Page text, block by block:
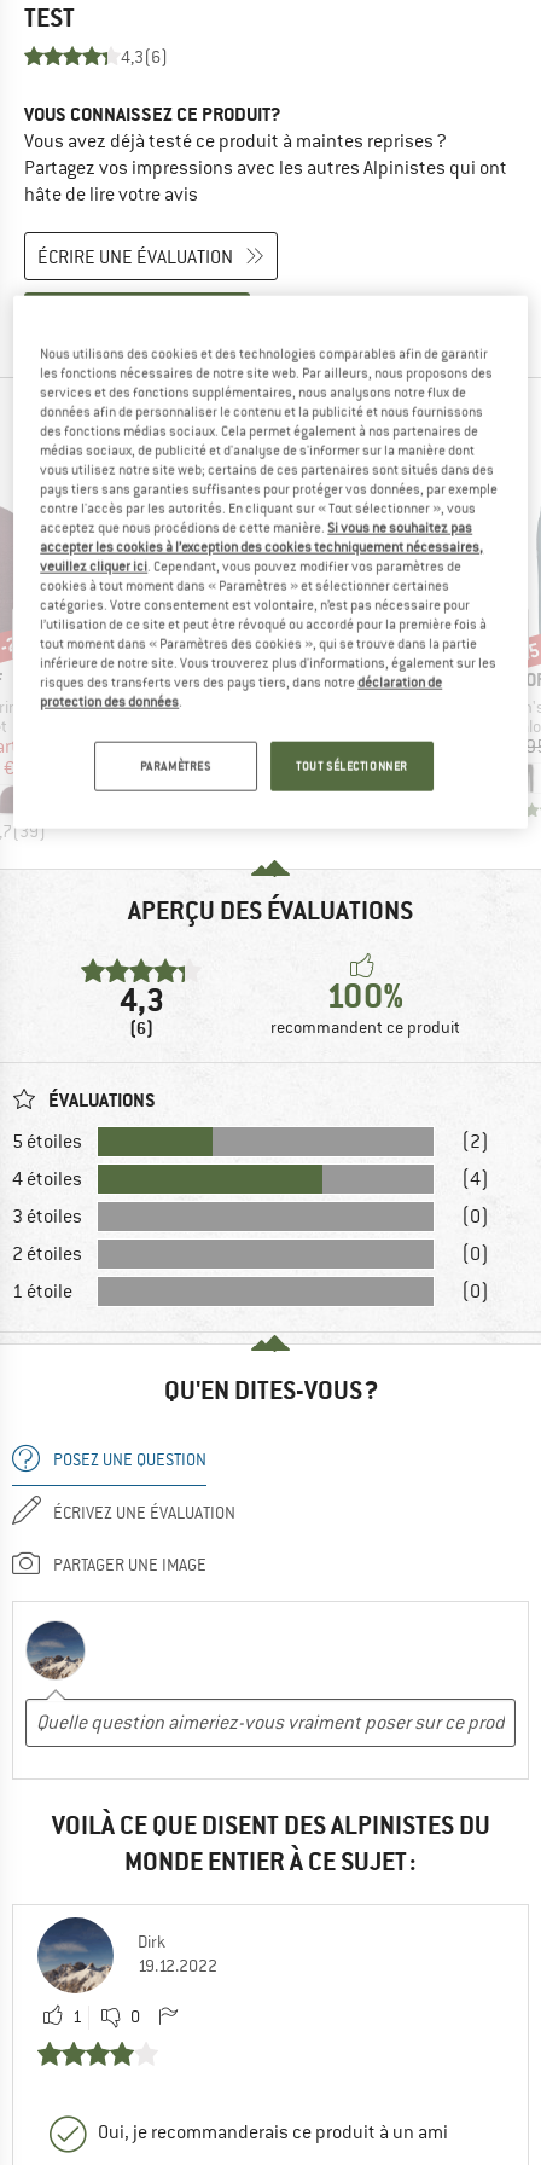
TEST
4,3(6)
VOUS CONNAISSEZ CE PRODUIT?
Vous avez déjà testé ce produit à maintes reprises ?
Partagez vos impressions avec les autres Alpinistes qui ont
hâte de lire votre avis
ÉCRIRE UNE ÉVALUATION
LES ALPINISTES AYANT VU CET ARTICLE ONT
ÉGALEMENT REGARDÉ
Hat
group
réduit
de
(39 )
%
MARQUE
E9
Article
Women's Maira
Prix
74,95 €Prix réduit
48,72 €
Remise
-35 %
MARQUE
HANWAG
Prix
339,95 €Prix réduit
254,96 €
Remise
-25 % -
APERÇU DES ÉVALUATIONS
4,3
(6)
100%
recommandent ce produit
ÉVALUATIONS
5 étoiles
(2)
4 étoiles
(4)
3 étoiles
(0)
2 étoiles
(0)
1 étoile
(0)
QU'EN DITES-VOUS ?
POSEZ UNE QUESTION
ÉCRIVEZ UNE ÉVALUATION
PARTAGER UNE IMAGE
VOILÀ CE QUE DISENT DES ALPINISTES DU
MONDE ENTIER À CE SUJET :
Dirk
19.12.2022
1 0
Oui, je recommanderais ce produit à un ami
Nous utilisons des cookies et des technologies comparables afin de garantir
les fonctions nécessaires de notre site web. Par ailleurs, nous proposons des
services et des fonctions supplémentaires, nous analysons notre flux de
données afin de personnaliser le contenu et la publicité et nous fournissons
des fonctions médias sociaux. Cela permet également à nos partenaires de
médias sociaux, de publicité et d'analyse de s'informer sur la manière dont
vous utilisez notre site web; certains de ces partenaires sont situés dans des
pays tiers sans garanties suffisantes pour protéger vos données, par exemple
contre l'accès par les autorités. En cliquant sur « Tout sélectionner », vous
acceptez que nous procédions de cette manière.Si vous ne souhaitez pas
accepter les cookies à l’exception des cookies techniquement nécessaires,
veuillez cliquer ici. Cependant, vous pouvez modifier vos paramètres de
cookies à tout moment dans « Paramètres » et sélectionner certaines
catégories. Votre consentement est volontaire, n’est pas nécessaire pour
l’utilisation de ce site et peut être révoqué ou accordé pour la première fois à
tout moment dans « Paramètres des cookies », qui se trouve dans la partie
inférieure de notre site. Vous trouverez plus d'informations, également sur les
risques des transferts vers des pays tiers, dans notredéclaration de
protection des données.
PARAMÈTRES TOUT SÉLECTIONNER